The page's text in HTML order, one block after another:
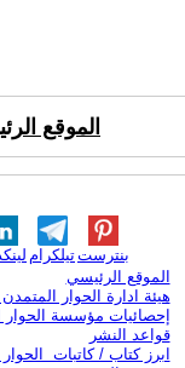
الموقع
تيلكرامبنترست
الموقع الرئيسي
هيئة ادارة الحوار المتمدن
إحصائيات مؤسسة الحوار
قواعد النشر
ابرز كتاب / كاتبات